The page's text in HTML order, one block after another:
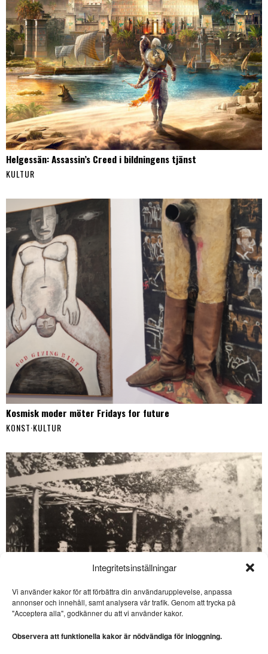
Integritetsinställningar
Vi använder kakor för att förbättra din användarupplevelse, anpassa
annonser och innehåll, samt analysera vår trafik. Genom att trycka på
"Acceptera alla", godkänner du att vi använder kakor.
Observera att funktionella kakor är nödvändiga för inloggning.
Helgessän: Assassin’s Creed i bildningens tjänst
KULTUR
Kosmisk moder möter Fridays for future
KONST·KULTUR
SE ÄVEN
framtidsplan